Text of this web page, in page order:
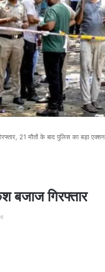
21 मौतों के बाद पुलिस का बड़ा एक्शन
बजाज गिरफ्तार